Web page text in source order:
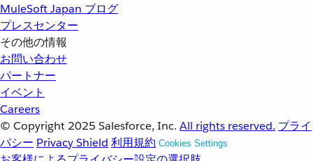
MuleSoft Japan ブログ
プレスセンター
その他の情報
お問い合わせ
パートナー
イベント
Careers
© Copyright 2025 Salesforce, Inc. All rights reserved. プライ
バシー Privacy Shield 利用規約 Cookies Settings